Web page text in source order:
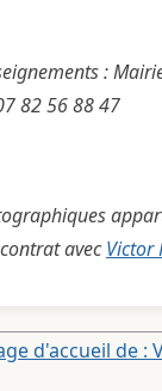
:
82 56 88 47
avecVictor
d'accueil de :